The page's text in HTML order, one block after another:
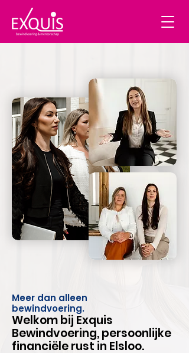
Meer dan alleen
bewindvoering.
Welkom bij Exquis
Bewindvoering, persoonlijke
financiële rust in Elsloo.